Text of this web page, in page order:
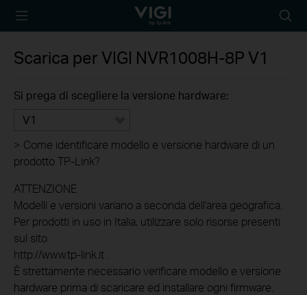
TP-Link, Reliably
icon
Scarica per VIGI NVR1008H-8P V1
Si prega di scegliere la versione hardware:
V1
> Come identificare modello e versione hardware di un
prodotto TP-Link?
ATTENZIONE
Modelli e versioni variano a seconda dell'area geografica.
Per prodotti in uso in Italia, utilizzare solo risorse presenti
sul sito
http://www.tp-link.it .
È strettamente necessario verificare modello e versione
hardware prima di scaricare ed installare ogni firmware.